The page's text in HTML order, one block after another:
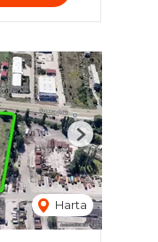
Harta
Next